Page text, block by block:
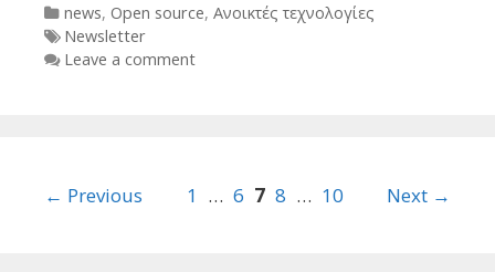
Categories
news, Open source, Ανοικτές τεχνολογίες
Tags
Newsletter
Leave a comment
Post
← Previous 1 … 6 7 8 … 10 Next →